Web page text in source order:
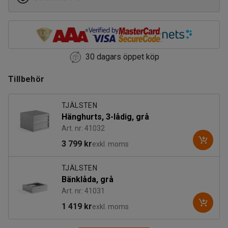
30 dagars öppet köp
Tillbehör
TJÄLSTEN
Hänghurts, 3-lådig, grå
Art. nr: 41032
3 799 krexkl. moms
TJÄLSTEN
Bänklåda, grå
Art. nr: 41031
1 419 krexkl. moms